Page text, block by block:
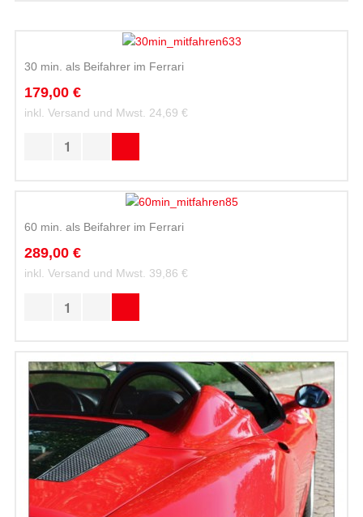
30 min. als Beifahrer im Ferrari
179,00 €
inkl. Versand und Mwst. 24,69 €
60 min. als Beifahrer im Ferrari
289,00 €
inkl. Versand und Mwst. 39,86 €